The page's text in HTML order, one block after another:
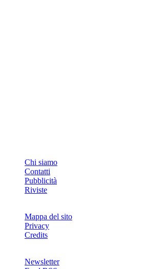
Chi siamo
Contatti
Pubblicità
Riviste
Mappa del sito
Privacy
Credits
Newsletter